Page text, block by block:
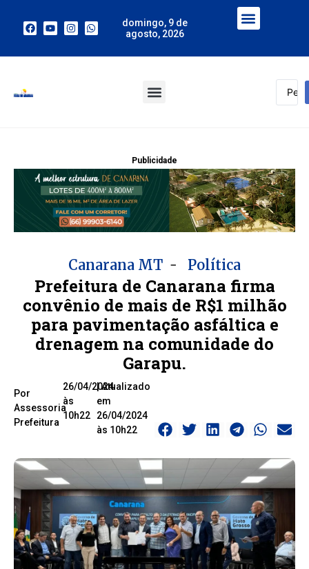
domingo, 9 de
agosto, 2026
Publicidade
Canarana MT - Política
Prefeitura de Canarana firma
convênio de mais de R$1 milhão
para pavimentação asfáltica e
drenagem na comunidade do
Garapu.
Por
Assessoria
Prefeitura
26/04/2024
às
10h22
| Atualizado
em
26/04/2024
às 10h22